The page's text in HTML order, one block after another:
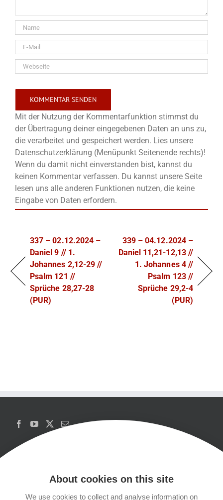
Mit der Nutzung der Kommentarfunktion stimmst du
der Übertragung deiner eingegebenen Daten an uns zu,
die verarbeitet und gespeichert werden. Lies unsere
Datenschutzerklärung (Menüpunkt Seitenende rechts)!
Wenn du damit nicht einverstanden bist, kannst du
keinen Kommentar verfassen. Du kannst unsere Seite
lesen uns alle anderen Funktionen nutzen, die keine
Eingabe von Daten erfordern.
337 – 02.12.2024 –
Daniel 9 // 1.
Johannes 2,12-29 //
Psalm 121 //
Sprüche 28,27-28
(PUR)
339 – 04.12.2024 –
Daniel 11,21-12,13 //
1. Johannes 4 //
Psalm 123 //
Sprüche 29,2-4
(PUR)
About cookies on this site
We use cookies to collect and analyse information on